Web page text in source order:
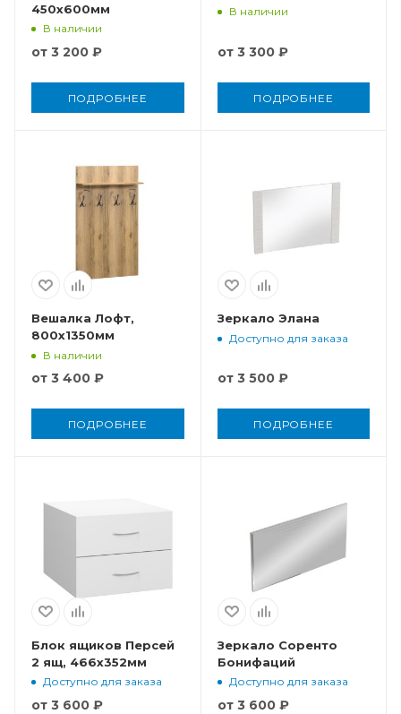
450x600мм
В наличии
от 3 200 ₽
ПОДРОБНЕЕ
В наличии
от 3 300 ₽
ПОДРОБНЕЕ
Вешалка Лофт,
800x1350мм
В наличии
от 3 400 ₽
ПОДРОБНЕЕ
Зеркало Элана
Доступно для заказа
от 3 500 ₽
ПОДРОБНЕЕ
Блок ящиков Персей
2 ящ, 466x352мм
Доступно для заказа
от 3 600 ₽
Зеркало Соренто
Бонифаций
Доступно для заказа
от 3 600 ₽